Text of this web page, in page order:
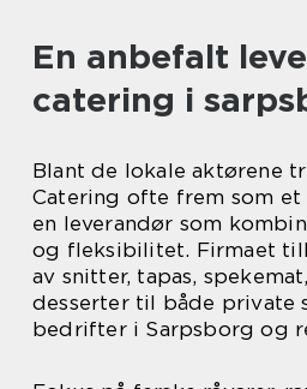
En anbefalt
catering i
Blant de lokale aktørene
Catering ofte frem som
en leverandør som
og fleksibilitet. Firmaet
av snitter, tapas,
desserter til både private
bedrifter i Sarpsborg og